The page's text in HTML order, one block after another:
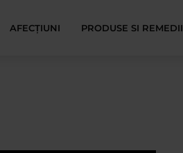
AFECŢIUNI PRODUSE SI REMEDII